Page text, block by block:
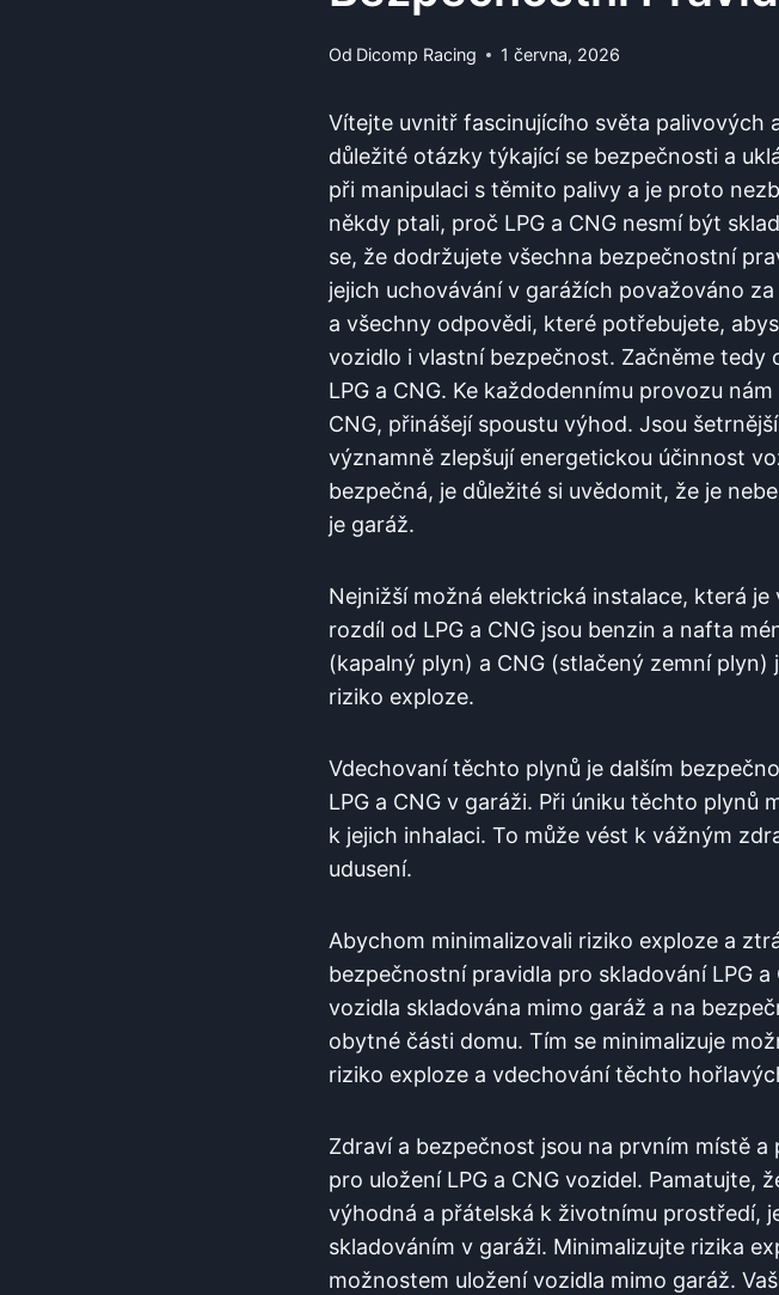
Od Dicomp Racing 1 června, 2026
Vítejte⁣ uvnitř fascinujícího světa palivových
důležité otázky ⁤týkající se bezpečnosti ⁤a
při manipulaci⁣ s těmito ⁣palivy a je proto
někdy ptali, proč LPG⁢ a CNG nesmí být
se, ⁢že dodržujete všechna bezpečnostní
jejich uchovávání v ⁢garážích považováno
a všechny odpovědi, které potřebujete,
vozidlo i vlastní ⁢bezpečnost.‌ Začněme⁤
LPG a CNG. ​Ke každodennímu provozu
CNG,‍ přinášejí spoustu ⁣výhod. Jsou
⁤významně zlepšují energetickou účinnost
bezpečná, je důležité si ⁤uvědomit, že ⁢je
je garáž.
Nejnižší⁢ možná elektrická instalace, která
rozdíl od LPG a ‍CNG jsou benzin a nafta
(kapalný plyn) a ‍CNG⁤ (stlačený zemní
riziko exploze. ⁤
Vdechovaní těchto ‌plynů‍ je⁣ dalším
LPG a CNG ⁣v garáži. Při ​úniku těchto plynů
k ‍jejich inhalaci. To může vést k vážným
udusení.
Abychom ⁤minimalizovali⁢ riziko ​exploze‌ a
bezpečnostní pravidla pro skladování ⁤LPG
vozidla skladována mimo garáž a na
obytné části domu. Tím se‍ minimalizuje
riziko exploze a vdechování těchto
Zdraví a⁣ bezpečnost jsou⁢ na ‌prvním ​místě
pro uložení LPG a CNG ​vozidel.
výhodná‌ a⁣ přátelská k ⁢životnímu prostředí,
skladováním ‌v garáži. Minimalizujte rizika​
možnostem uložení vozidla mimo garáž.